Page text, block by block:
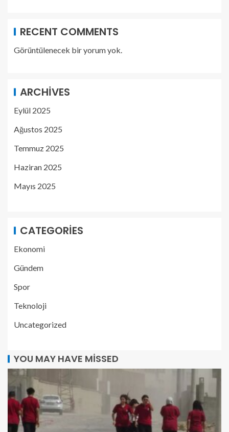
RECENT COMMENTS
Görüntülenecek bir yorum yok.
ARCHIVES
Eylül 2025
Ağustos 2025
Temmuz 2025
Haziran 2025
Mayıs 2025
CATEGORIES
Ekonomi
Gündem
Spor
Teknoloji
Uncategorized
YOU MAY HAVE MISSED